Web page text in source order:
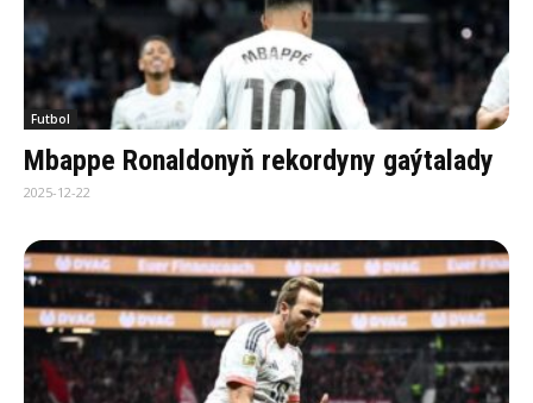
Futbol
Mbappe Ronaldonyň rekordyny gaýtalady
2025-12-22